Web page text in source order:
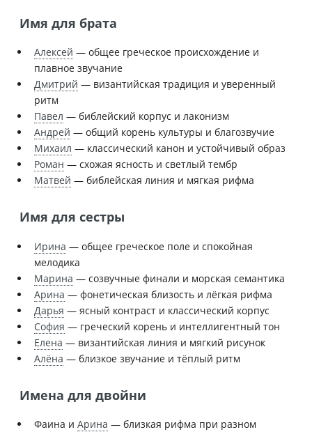
Имя для брата
Алексей — общее греческое происхождение и
плавное звучание
Дмитрий — византийская традиция и уверенный
ритм
Павел — библейский корпус и лаконизм
Андрей — общий корень культуры и благозвучие
Михаил — классический канон и устойчивый образ
Роман — схожая ясность и светлый тембр
Матвей — библейская линия и мягкая рифма
Имя для сестры
Ирина — общее греческое поле и спокойная
мелодика
Марина — созвучные финали и морская семантика
Арина — фонетическая близость и лёгкая рифма
Дарья — ясный контраст и классический корпус
София — греческий корень и интеллигентный тон
Елена — византийская линия и мягкий рисунок
Алёна — близкое звучание и тёплый ритм
Имена для двойни
Фаина и Арина — близкая рифма при разном